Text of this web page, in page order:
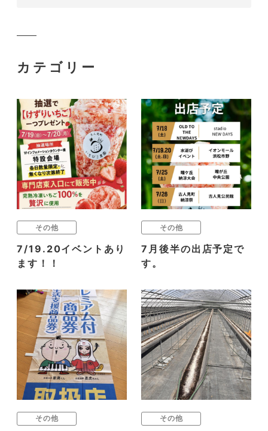
カテゴリー
その他
7/19.20イベントあり
ます！！
その他
7月後半の出店予定で
す。
その他 その他